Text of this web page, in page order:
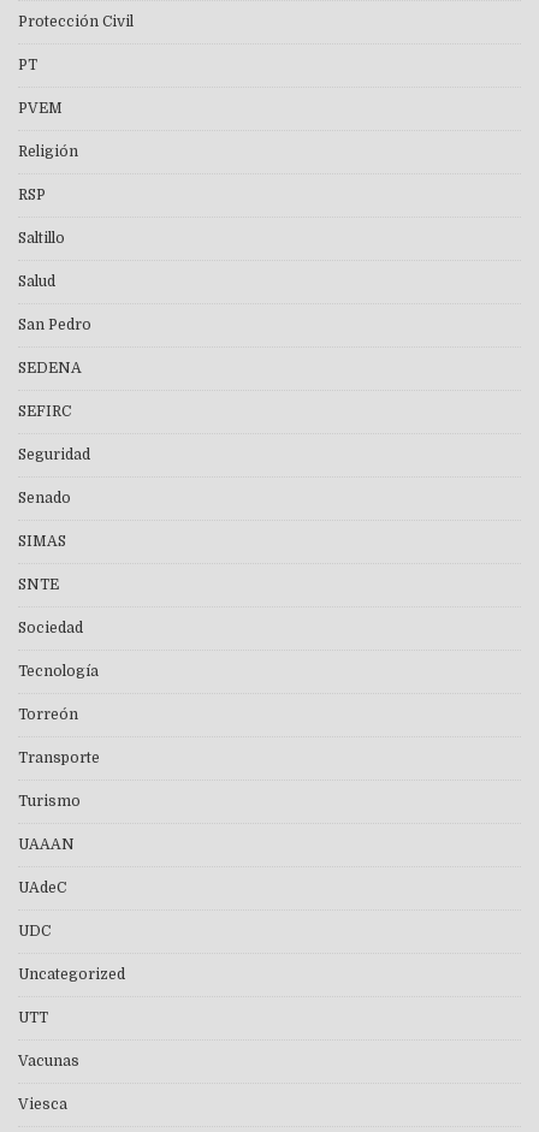
Protección Civil
PT
PVEM
Religión
RSP
Saltillo
Salud
San Pedro
SEDENA
SEFIRC
Seguridad
Senado
SIMAS
SNTE
Sociedad
Tecnología
Torreón
Transporte
Turismo
UAAAN
UAdeC
UDC
Uncategorized
UTT
Vacunas
Viesca